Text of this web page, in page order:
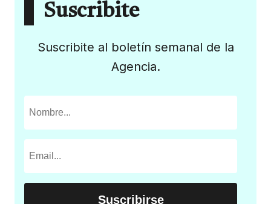
Suscribite
Suscribite al boletín semanal de la
Agencia.